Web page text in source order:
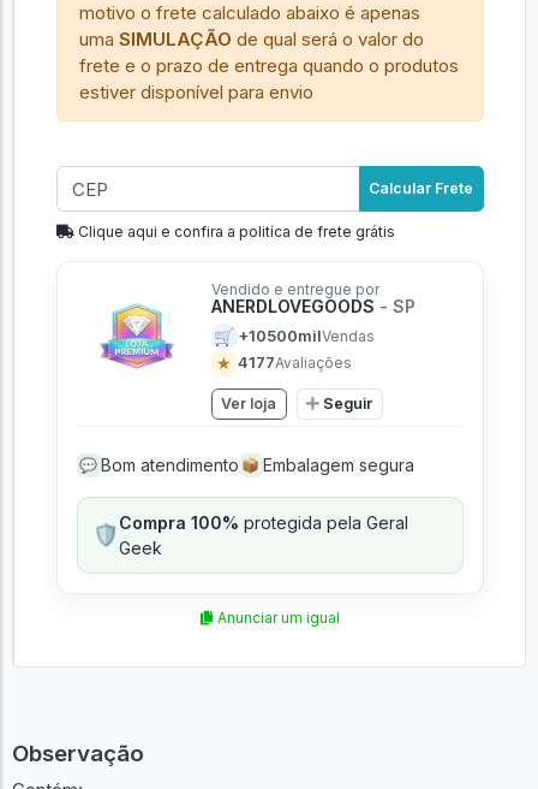
motivo o frete calculado abaixo é apenas
umaSIMULAÇÃO de qual será o valor do
frete e o prazo de entrega quando o produtos
estiver disponível para envio
Calcular Frete
Clique aqui e confira a politíca de frete grátis
Vendido e entregue por
ANERDLOVEGOODS - SP
🛒 +10500milVendas
★ 4177Avaliações
Ver loja Seguir
💬 Bom atendimento 📦 Embalagem segura
🛡️Compra 100% protegida pela Geral
Geek
Anunciar um igual
Observação